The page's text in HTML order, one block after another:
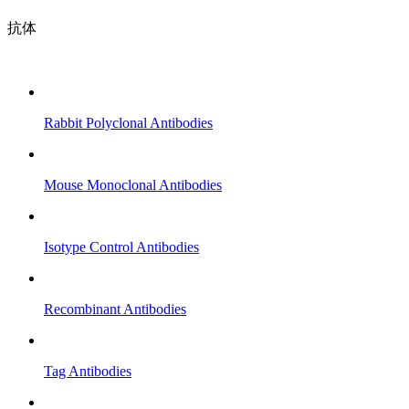
抗体
Rabbit Polyclonal Antibodies
Mouse Monoclonal Antibodies
Isotype Control Antibodies
Recombinant Antibodies
Tag Antibodies